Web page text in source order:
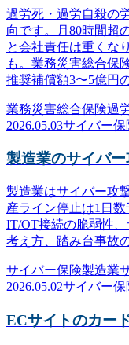
過労死・過労自殺の
向です。月80時間超
と会社責任は重くな
も。業務災害総合保
推奨補償額3〜5億円
業務災害総合保険過
2026.05.03サイバー保
製造業のサイバ
製造業はサイバー攻
産ライン停止は1日
IT/OT接続の脆弱性
考え方、踏み台事故
サイバー保険製造業
2026.05.02サイバー保
ECサイトのカー